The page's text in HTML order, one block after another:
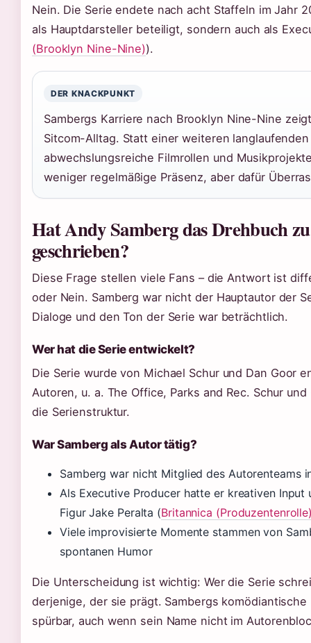
Nein. Die Serie endete nach acht Staffeln im Jahr
als Hauptdarsteller beteiligt, sondern auch als
(Brooklyn Nine-Nine)).
DER KNACKPUNKT
Sambergs Karriere nach Brooklyn Nine-Nine
Sitcom-Alltag. Statt einer weiteren
abwechslungsreiche Filmrollen und
weniger regelmäßige Präsenz, aber dafür
Hat Andy Samberg das Drehbuch
geschrieben?
Diese Frage stellen viele Fans – die Antwort ist
oder Nein. Samberg war nicht der Hauptautor der
Dialoge und den Ton der Serie war beträchtlich.
Wer hat die Serie entwickelt?
Die Serie wurde von Michael Schur und Dan Goor
Autoren, u. a. The Office, Parks and Rec. Schur
die Serienstruktur.
War Samberg als Autor tätig?
Samberg war nicht Mitglied des Autorenteams
Als Executive Producer hatte er kreativen Input
Figur Jake Peralta (Britannica
Viele improvisierte Momente stammen von
spontanen Humor
Die Unterscheidung ist wichtig: Wer die Serie
derjenige, der sie prägt. Sambergs
spürbar, auch wenn sein Name nicht im